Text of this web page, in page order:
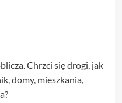
Chrzci się drogi, jak
domy, mieszkania,